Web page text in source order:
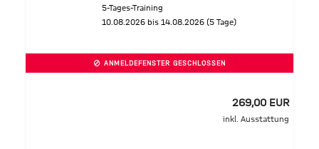
5-Tages-Training
10.08.2026 bis 14.08.2026 (5 Tage)
ANMELDEFENSTER GESCHLOSSEN
269,00 EUR
inkl. Ausstattung